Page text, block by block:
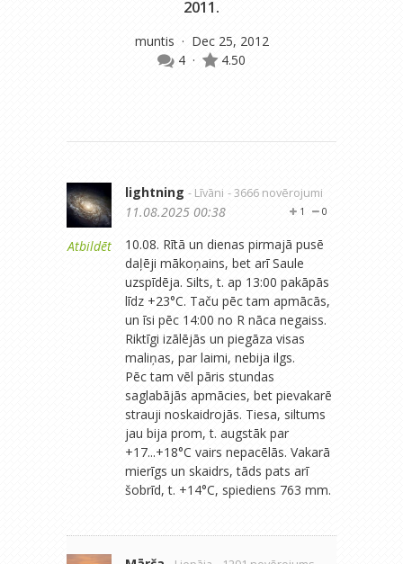
2011.
muntis · Dec 25, 2012
4 · 4.50
Atbildēt
lightning - Līvāni - 3666 novērojumi
0
1
11.08.2025 00:38
10.08. Rītā un dienas pirmajā pusē
daļēji mākoņains, bet arī Saule
uzspīdēja. Silts, t. ap 13:00 pakāpās
līdz +23°C. Taču pēc tam apmācās,
un īsi pēc 14:00 no R nāca negaiss.
Riktīgi izālējās un piegāza visas
maliņas, par laimi, nebija ilgs.
Pēc tam vēl pāris stundas
saglabājās apmācies, bet pievakarē
strauji noskaidrojās. Tiesa, siltums
jau bija prom, t. augstāk par
+17...+18°C vairs nepacēlās. Vakarā
mierīgs un skaidrs, tāds pats arī
šobrīd, t. +14°C, spiediens 763 mm.